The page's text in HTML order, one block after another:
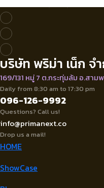
บริษัท พริม่า เน็ก จ
169/131 หมู่ 7 ต.กระทุ่มล้ม อ.สา
Daily from 8:30 am to 17:30 pm
096-126-9992
Questions? Call us!
info@primanext.co
Drop us a mail!
HOME
ShowCase